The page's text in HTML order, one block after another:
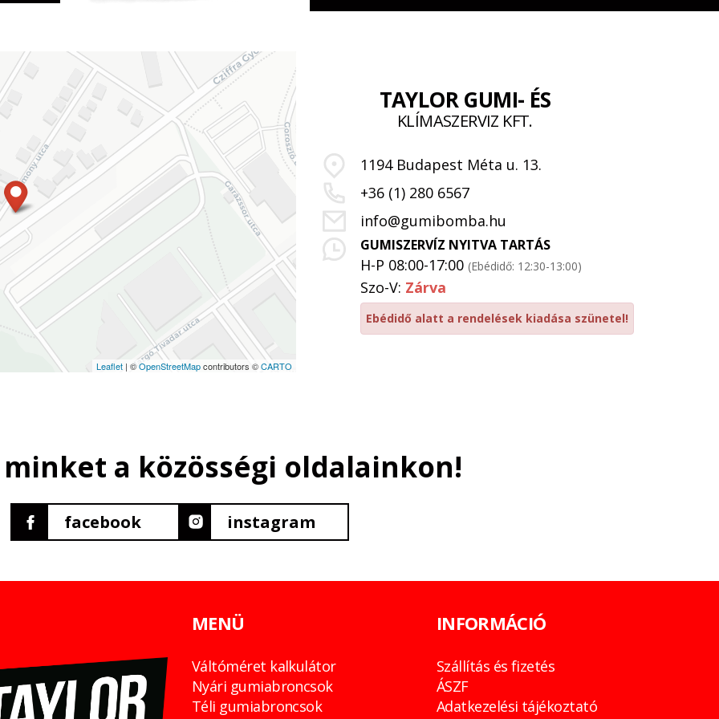
Leaflet | ©OpenStreetMapcontributors ©CARTO
TAYLOR GUMI- ÉS
KLÍMASZERVIZ KFT.
1194 Budapest Méta u. 13.
+36 (1) 280 6567
info@gumibomba.hu
GUMISZERVÍZ NYITVA TARTÁS
H-P 08:00-17:00 (Ebédidő: 12:30-13:00)
Szo-V: Zárva
Ebédidő alatt a rendelések kiadása szünetel!
minket a közösségi oldalainkon!
facebook instagram
MENÜ
Váltóméret kalkulátor
Nyári gumiabroncsok
Téli gumiabroncsok
INFORMÁCIÓ
Szállítás és fizetés
ÁSZF
Adatkezelési tájékoztató